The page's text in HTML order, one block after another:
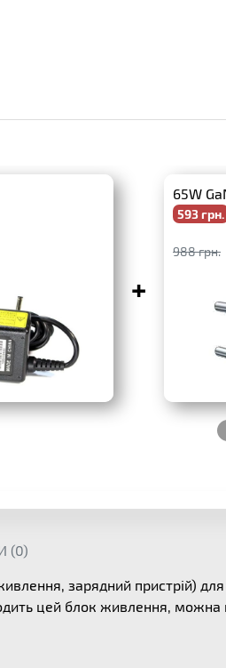
+
65W
593 грн.
988 грн.
(0)
зарядний пристрій)
цей блок живлення, можна